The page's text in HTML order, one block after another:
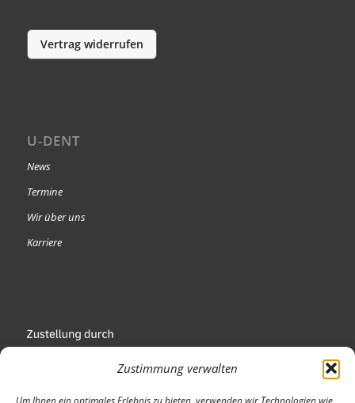
Zustimmung verwalten
Um Ihnen ein optimales Erlebnis zu bieten, verwenden wir Technologien wie
Vertrag widerrufen
U-DENT
News
Termine
Wir über uns
Karriere